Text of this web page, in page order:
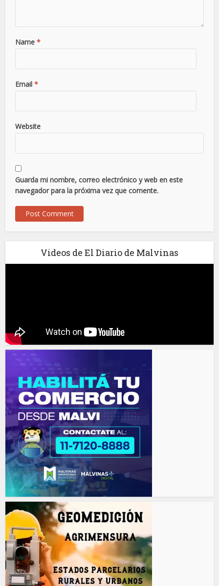
Name *
Email *
Website
Guarda mi nombre, correo electrónico y web en este
navegador para la próxima vez que comente.
Videos de El Diario de Malvinas